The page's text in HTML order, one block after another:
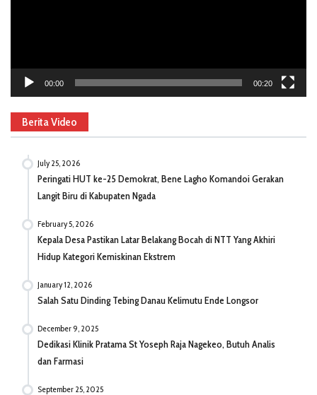
00:00 00:20
Berita Video
July 25, 2026
Peringati HUT ke-25 Demokrat, Bene Lagho Komandoi Gerakan
Langit Biru di Kabupaten Ngada
February 5, 2026
Kepala Desa Pastikan Latar Belakang Bocah di NTT Yang Akhiri
Hidup Kategori Kemiskinan Ekstrem
January 12, 2026
Salah Satu Dinding Tebing Danau Kelimutu Ende Longsor
December 9, 2025
Dedikasi Klinik Pratama St Yoseph Raja Nagekeo, Butuh Analis
dan Farmasi
September 25, 2025